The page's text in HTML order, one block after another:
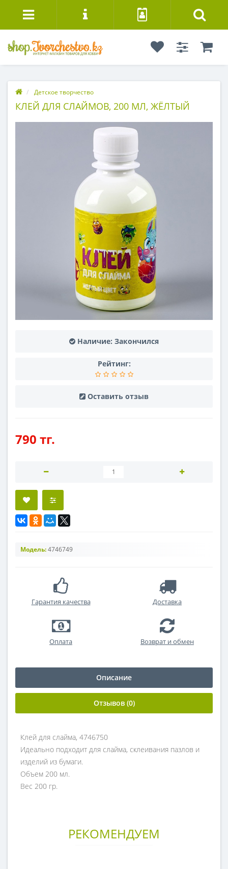
Детское творчество
КЛЕЙ ДЛЯ СЛАЙМОВ, 200 МЛ, ЖЁЛТЫЙ
Наличие: Закончился
Рейтинг:
Оставить отзыв
790 тг.
Модель:4746749
Гарантия качества Доставка
Оплата Возврат и обмен
Описание
Отзывов (0)
Клей для слайма, 4746750
Идеально подходит для слайма, склеивания пазлов и
изделий из бумаги.
Объем 200 мл.
Вес 200 гр.
РЕКОМЕНДУЕМ